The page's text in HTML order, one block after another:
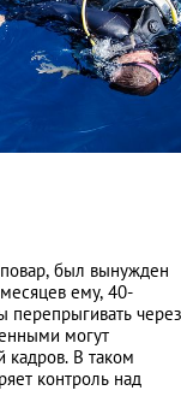
был вынужден
ему, 40-
перепрыгивать через
могут
кадров. В таком
контроль над